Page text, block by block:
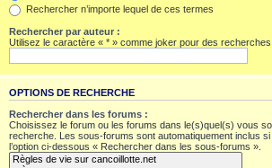
Rechercher n’importe lequel de ces termes
Rechercher par auteur :
Utilisez le caractère « * » comme joker pour des recherches
OPTIONS DE RECHERCHE
Rechercher dans les forums :
Choisissez le forum ou les forums dans le(s)quel(s) vous
recherche. Les sous-forums sont automatiquement inclus
l’option ci-dessous « Rechercher dans les sous-forums ».